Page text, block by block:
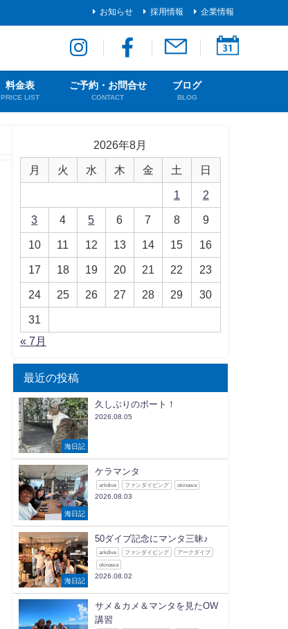
お知らせ 採用情報 企業情報
料金表
PRICE LIST
ご予約・お問合せ
CONTACT
ブログ
BLOG
2026年8月
月 火 水 木 金 土 日
1 2
3 4 5 6 7 8 9
10 11 12 13 14 15 16
17 18 19 20 21 22 23
24 25 26 27 28 29 30
31
« 7月
最近の投稿
海日記
久しぶりのボート！
2026.08.05
海日記
ケラマンタ
arkdive ファンダイビング okinawa
2026.08.03
海日記
50ダイブ記念にマンタ三昧♪
arkdive ファンダイビング アークダイブ
okinawa
2026.08.02
サメ＆カメ＆マンタを見たOW
講習